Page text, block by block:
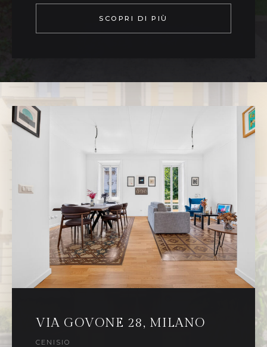
SCOPRI DI PIÙ
VIA GOVONE 28, MILANO
CENISIO